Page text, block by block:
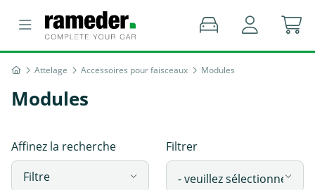
Attelage Accessoires pour faisceaux Modules
Modules
Affinez la recherche
Filtre
Filtrer